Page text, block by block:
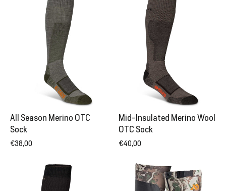
All Season Merino OTC
Sock
€38,00
Mid-Insulated Merino Wool
OTC Sock
€40,00